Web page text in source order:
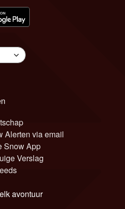
Alerten via email
Snow App
Verslag
avontuur